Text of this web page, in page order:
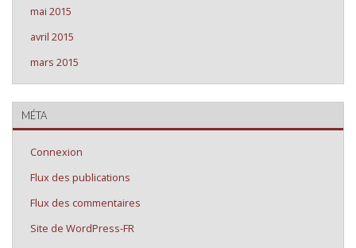
mai 2015
avril 2015
mars 2015
MÉTA
Connexion
Flux des publications
Flux des commentaires
Site de WordPress-FR